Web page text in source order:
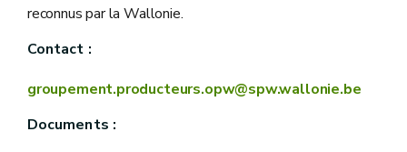
reconnus par la Wallonie.
Contact :
groupement.producteurs.opw@spw.wallonie.be
Documents :